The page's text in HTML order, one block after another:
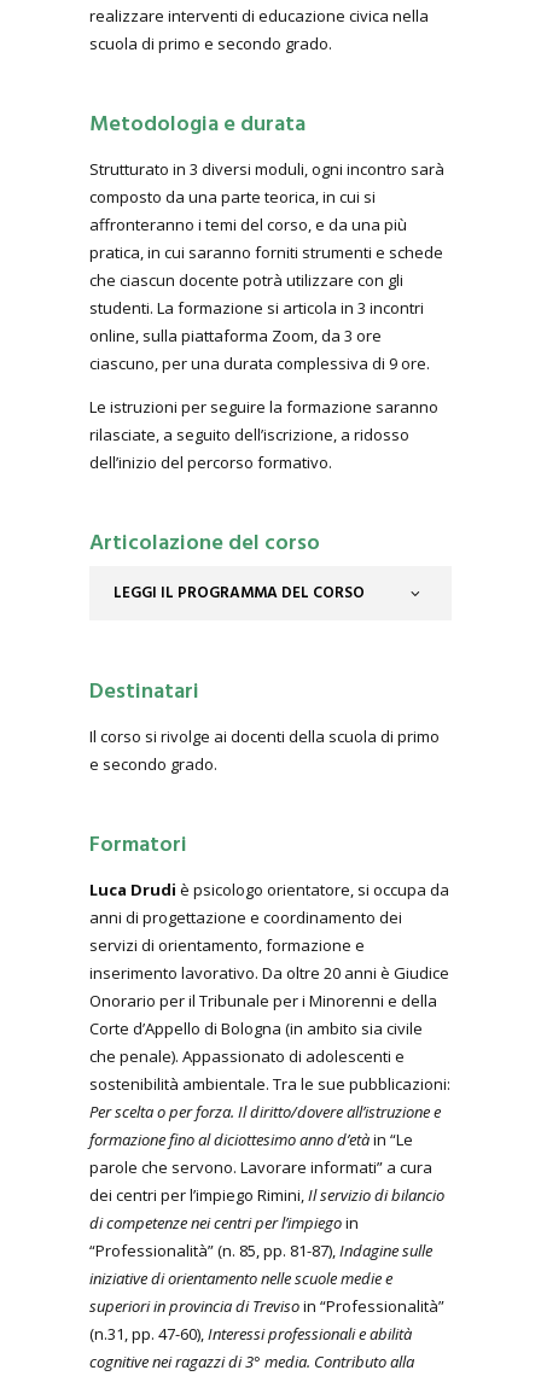
realizzare interventi di educazione civica nella
scuola di primo e secondo grado.
Metodologia e durata
Strutturato in 3 diversi moduli, ogni incontro sarà
composto da una parte teorica, in cui si
affronteranno i temi del corso, e da una più
pratica, in cui saranno forniti strumenti e schede
che ciascun docente potrà utilizzare con gli
studenti. La formazione si articola in 3 incontri
online, sulla piattaforma Zoom, da 3 ore
ciascuno, per una durata complessiva di 9 ore.
Le istruzioni per seguire la formazione saranno
rilasciate, a seguito dell’iscrizione, a ridosso
dell’inizio del percorso formativo.
Articolazione del corso
LEGGI IL PROGRAMMA DEL CORSO
Destinatari
Il corso si rivolge ai docenti della scuola di primo
e secondo grado.
Formatori
Luca Drudi è psicologo orientatore, si occupa da
anni di progettazione e coordinamento dei
servizi di orientamento, formazione e
inserimento lavorativo. Da oltre 20 anni è Giudice
Onorario per il Tribunale per i Minorenni e della
Corte d’Appello di Bologna (in ambito sia civile
che penale). Appassionato di adolescenti e
sostenibilità ambientale. Tra le sue pubblicazioni:
Per scelta o per forza. Il diritto/dovere all’istruzione e
formazione fino al diciottesimo anno d’etàin “Le
parole che servono. Lavorare informati” a cura
dei centri per l’impiego Rimini, Il servizio di bilancio
di competenze nei centri per l’impiegoin
“Professionalità” (n. 85, pp. 81-87), Indagine sulle
iniziative di orientamento nelle scuole medie e
superiori in provincia di Trevisoin “Professionalità”
(n.31, pp. 47-60), Interessi professionali e abilità
cognitive nei ragazzi di 3° media. Contributo alla